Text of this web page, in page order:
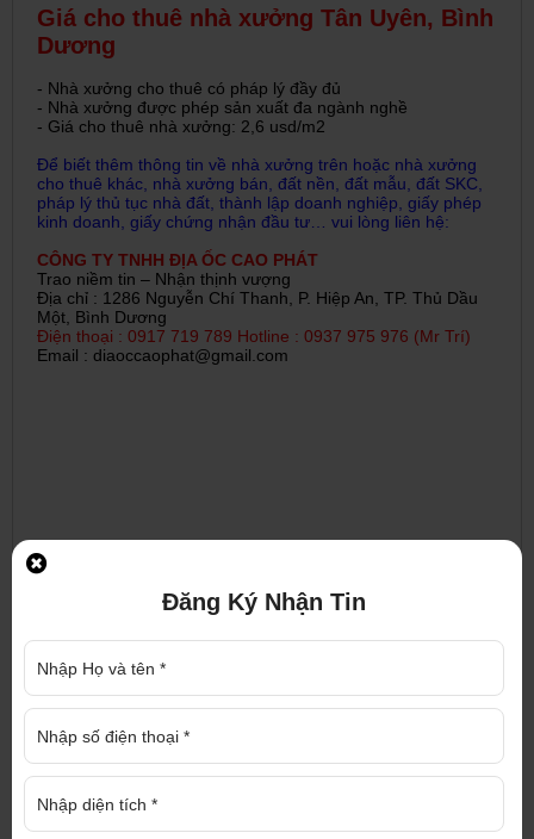
Giá cho thuê nhà xưởng Tân Uyên, Bình
Dương
- Nhà xưởng cho thuê có pháp lý đầy đủ
- Nhà xưởng được phép sản xuất đa ngành nghề
- Giá cho thuê nhà xưởng: 2,6 usd/m2
Để biết thêm thông tin về nhà xưởng trên hoặc nhà xưởng
cho thuê khác, nhà xưởng bán, đất nền, đất mẫu, đất SKC,
pháp lý thủ tục nhà đất, thành lập doanh nghiệp, giấy phép
kinh doanh, giấy chứng nhận đầu tư… vui lòng liên hệ:
CÔNG TY TNHH ĐỊA ỐC CAO PHÁT
Trao niềm tin – Nhận thịnh vượng
Địa chỉ : 1286 Nguyễn Chí Thanh, P. Hiệp An, TP. Thủ Dầu
Một, Bình Dương
Điện thoại : 0917 719 789 Hotline : 0937 975 976 (Mr Trí)
Email : diaoccaophat@gmail.com
ĐĂNG KÝ NHẬN TƯ VẤN
Đăng Ký Nhận Tin